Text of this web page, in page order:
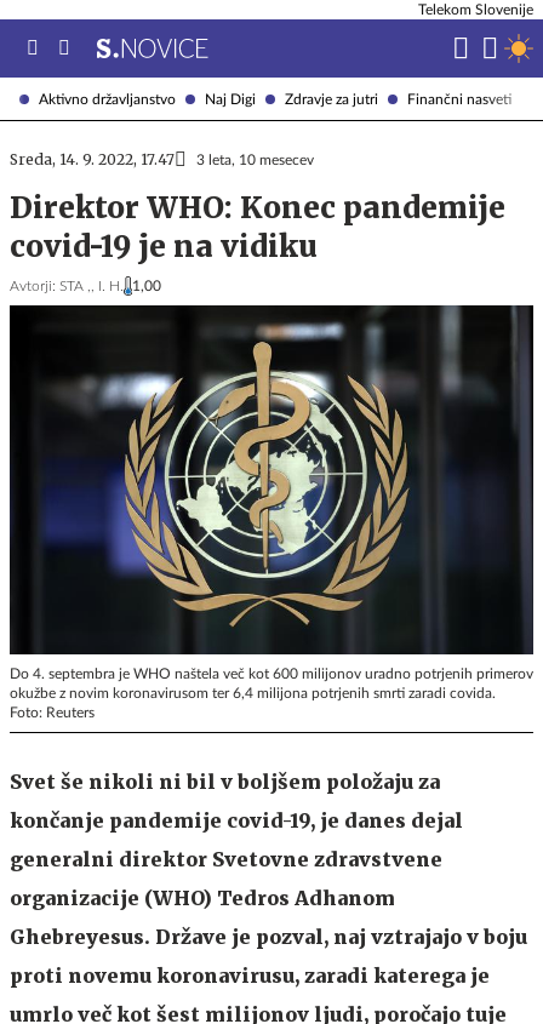
Aktivno državljanstvo Naj Digi Zdravje za jutri Finančni nasveti
Telekom Slovenije
Sreda, 14. 9. 2022, 17.47 3 leta, 10 mesecev
Direktor WHO: Konec pandemije
covid-19 je na vidiku
Avtorji: STA ,, I. H. 1,00
Do 4. septembra je WHO naštela več kot 600 milijonov uradno potrjenih primerov
okužbe z novim koronavirusom ter 6,4 milijona potrjenih smrti zaradi covida.
Foto: Reuters
Svet še nikoli ni bil v boljšem položaju za
končanje pandemije covid-19, je danes dejal
generalni direktor Svetovne zdravstvene
organizacije (WHO) Tedros Adhanom
Ghebreyesus. Države je pozval, naj vztrajajo v boju
proti novemu koronavirusu, zaradi katerega je
umrlo več kot šest milijonov ljudi, poročajo tuje